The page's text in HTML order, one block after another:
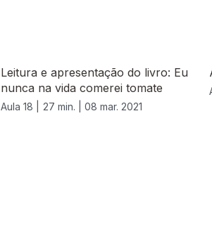
Leitura e apresentação do livro: Eu
nunca na vida comerei tomate
Aula 18 | 27 min. | 08 mar. 2021